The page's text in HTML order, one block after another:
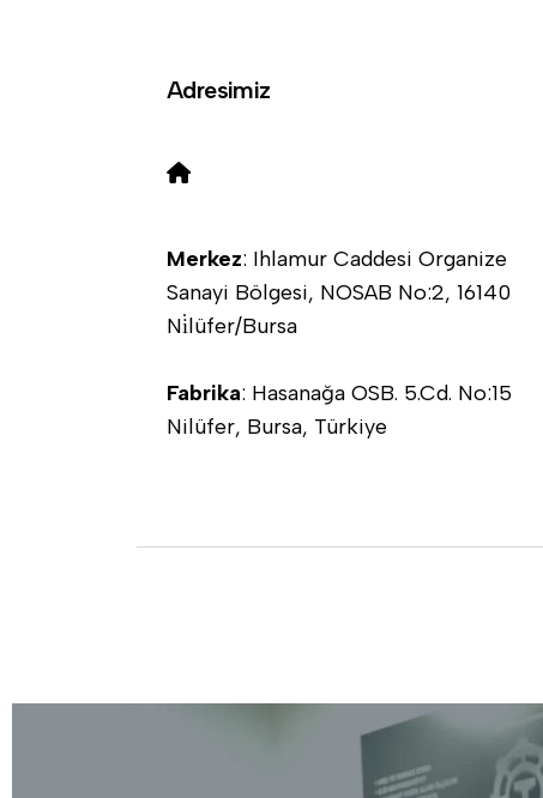
Adresimiz
Merkez: Ihlamur Caddesi Organize
Sanayi Bölgesi, NOSAB No:2, 16140
Ni̇lüfer/Bursa
Fabrika: Hasanağa OSB. 5.Cd. No:15
Nilüfer, Bursa, Türkiye